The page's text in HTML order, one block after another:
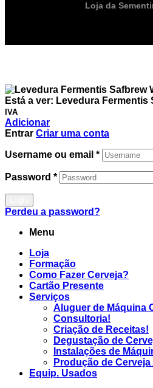
Loja da
Está a ver: Levedura Fermentis
IVA
Adicionar
Entrar Criar uma conta
Username ou email *
Password *
Perdeu a password?
Menu
Loja
Formação
Como Fazer Cerveja?
Cartão Presente
Serviços
Aluguer de Máquina
Consultoria!
Criação de Receitas!
Degustação de
Instalações de
Produção de
Equip. Usados